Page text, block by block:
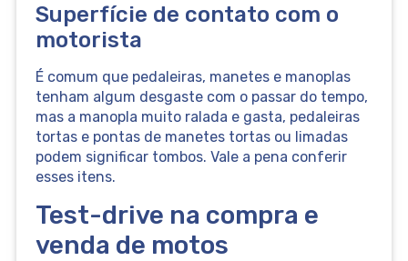
Superfície de contato com o
motorista
É comum que pedaleiras, manetes e manoplas
tenham algum desgaste com o passar do tempo,
mas a manopla muito ralada e gasta, pedaleiras
tortas e pontas de manetes tortas ou limadas
podem significar tombos. Vale a pena conferir
esses itens.
Test-drive na compra e
venda de motos